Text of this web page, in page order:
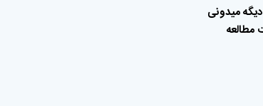
دیگهمیدونی
مطالعه